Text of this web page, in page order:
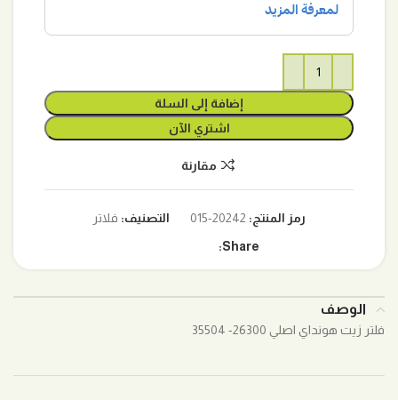
إضافة إلى السلة
اشتري الآن
مقارنة
رمز المنتج: 20242-015 التصنيف: فلاتر
Share:
الوصف
فلتر زيت هونداي اصلي 26300- 35504